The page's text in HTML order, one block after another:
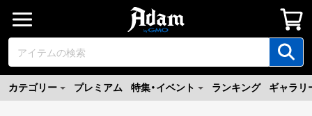
カテゴリー プレミアム 特集・イベント ランキング ギャラリ